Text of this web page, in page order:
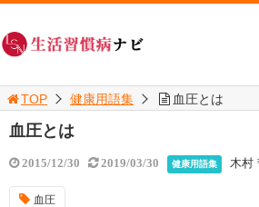
TOP 健康用語集 血圧とは
血圧とは
2015/12/30 2019/03/30 健康用語集 木村
血圧